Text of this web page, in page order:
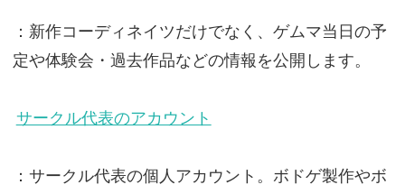
：新作コーディネイツだけでなく、ゲムマ当日の予
定や体験会・過去作品などの情報を公開します。
サークル代表のアカウント
：サークル代表の個人アカウント。ボドゲ製作やボ